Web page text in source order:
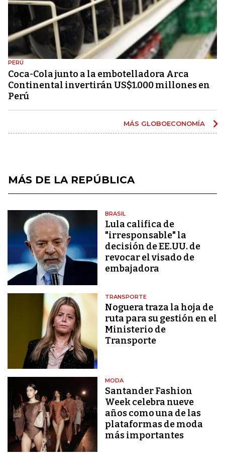
PERÚ
Coca-Cola junto a la embotelladora Arca
Continental invertirán US$1.000 millones en
Perú
MÁS GLOBOECONOMÍA
MÁS DE LA REPÚBLICA
BRASIL
Lula califica de
"irresponsable" la
decisión de EE.UU. de
revocar el visado de
embajadora
TRANSPORTE
Noguera traza la hoja de
ruta para su gestión en el
Ministerio de
Transporte
MODA
Santander Fashion
Week celebra nueve
años como una de las
plataformas de moda
más importantes